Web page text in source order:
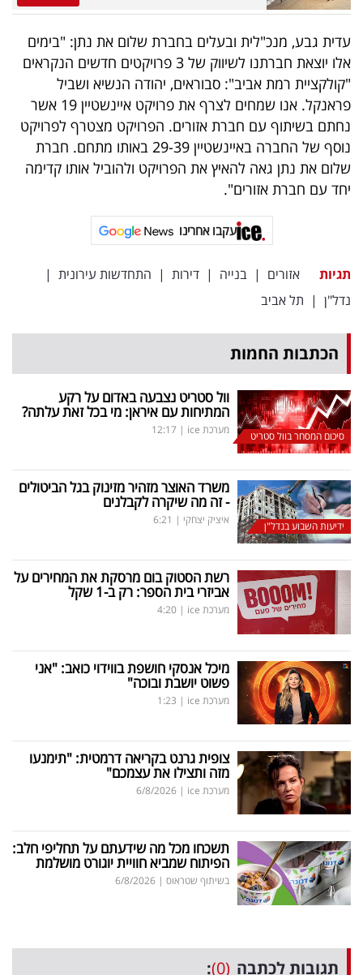
עדית גבע, מנכ"לית ובעלים בחברת שלום את נתן: "בימים
אלו יוצאת חברתנו לשיווק של 3 פרויקטים חדשים הנקראים
"קולקציית רמת אביב": סבוראים, יהודה הנשיא ושביל
פראנקל. אנו שמחים לצרף את פרויקט איינשטיין 19 אשר
נחתם בשיתוף עם חברת אזורים. הפרויקט מצטרף לפרויקט
נוסף של החברה באיינשטיין 29-39 באותו מתחם. חברת
שלום את נתן גאה להאיץ את הפרויקט ולהוביל אותו קדימה
יחד עם חברת אזורים".
עקבו אחרינו
תגיות אזורים | בנייה | דירות | התחדשות עירונית |
נדל"ן | תל אביב
הכתבות החמות
סיכום המסחר בוול סטריט
וול סטריט נצבעה באדום על רקע
המתיחות עם איראן: מי בכל זאת עלתה?
מערכת ice |
12:17
ידיעות השבוע בנדל"ן
משרד האוצר מזהיר מזינוק בגל הביטולים
- זה מה שיקרה לקבלנים
איציק יצחקי |
6:21
רשת הסטוק בום מרסקת את המחירים על
אביזרי בית הספר: רק ב-1 שקל
מערכת ice |
4:20
מיכל אנסקי חושפת בווידוי כואב: "אני
פשוט יושבת ובוכה"
מערכת ice |
1:23
צופית גרנט בקריאה דרמטית: "תימנעו
מזה ותצילו את עצמכם"
מערכת ice |
6/8/2026
תשכחו מכל מה שידעתם על תחליפי חלב:
הפיתוח שמביא חוויית יוגורט מושלמת
בשיתוף שטראוס |
6/8/2026
תגובות לכתבה (0)
: